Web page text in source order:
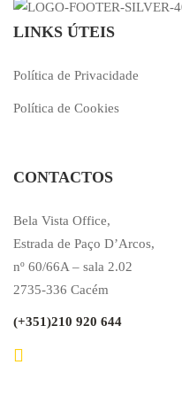
LINKS ÚTEIS
Política de Privacidade
Política de Cookies
CONTACTOS
Bela Vista Office,
Estrada de Paço D’Arcos,
nº 60/66A – sala 2.02
2735-336 Cacém
(+351)210 920 644